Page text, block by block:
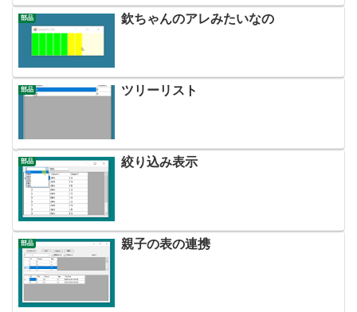
部品 欽ちゃんのアレみたいなの
部品 ツリーリスト
部品 絞り込み表示
部品 親子の表の連携